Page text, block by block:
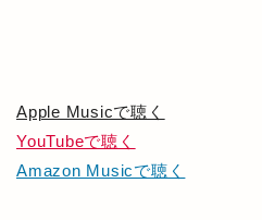
Apple Musicで聴く
YouTubeで聴く
Amazon Musicで聴く